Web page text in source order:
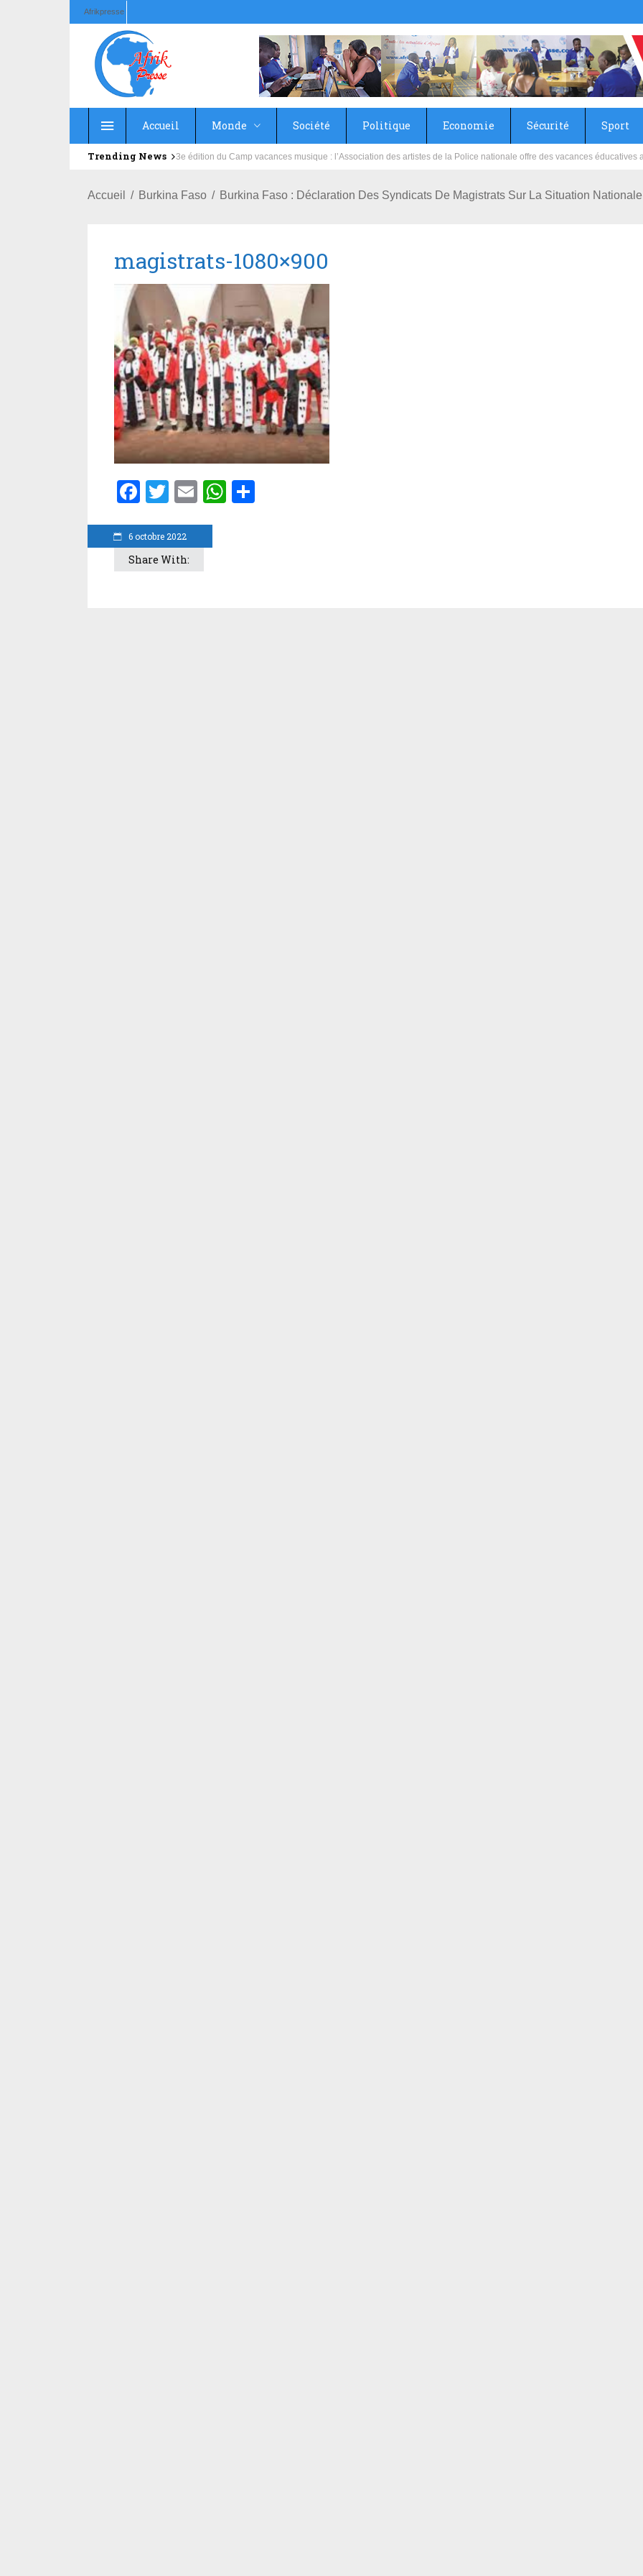
Afrikpresse
Accueil Monde Société Politique Economie Sécurité Sport
Trending News Education : la fédération de la Russie rénove les écoles primaire et collège du Camp Général Aboubacar Sangoulé
Accueil Burkina Faso Burkina Faso : Déclaration Des Syndicats De Magistrats Sur La Situation Nationale
6 octobre 2022
magistrats-1080×900
Facebook
Twitter
EmailWhatsApp
Share With: